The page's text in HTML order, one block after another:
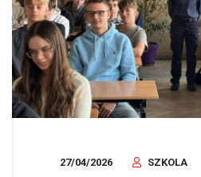
27/04/2026 SZKOLA